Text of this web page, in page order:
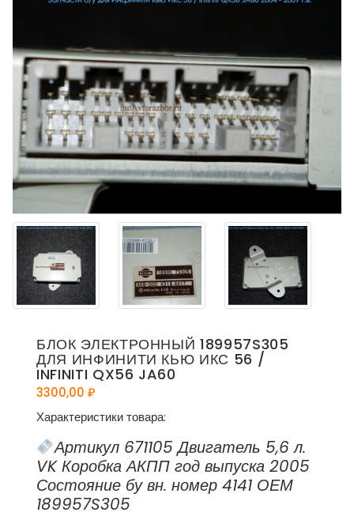
БЛОК ЭЛЕКТРОННЫЙ 189957S305
ДЛЯ ИНФИНИТИ КЬЮ ИКС 56 /
INFINITI QX56 JA60
3300,00 ₽
Характеристики товара:
Артикул 671105 Двигатель 5,6 л.
VK Коробка АКПП год выпуска 2005
Состояние бу вн. номер 4141 ОЕМ
189957S305